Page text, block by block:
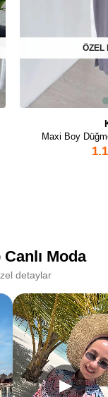
Maxi Boy
ÖZEL
Moda
detaylar
▶